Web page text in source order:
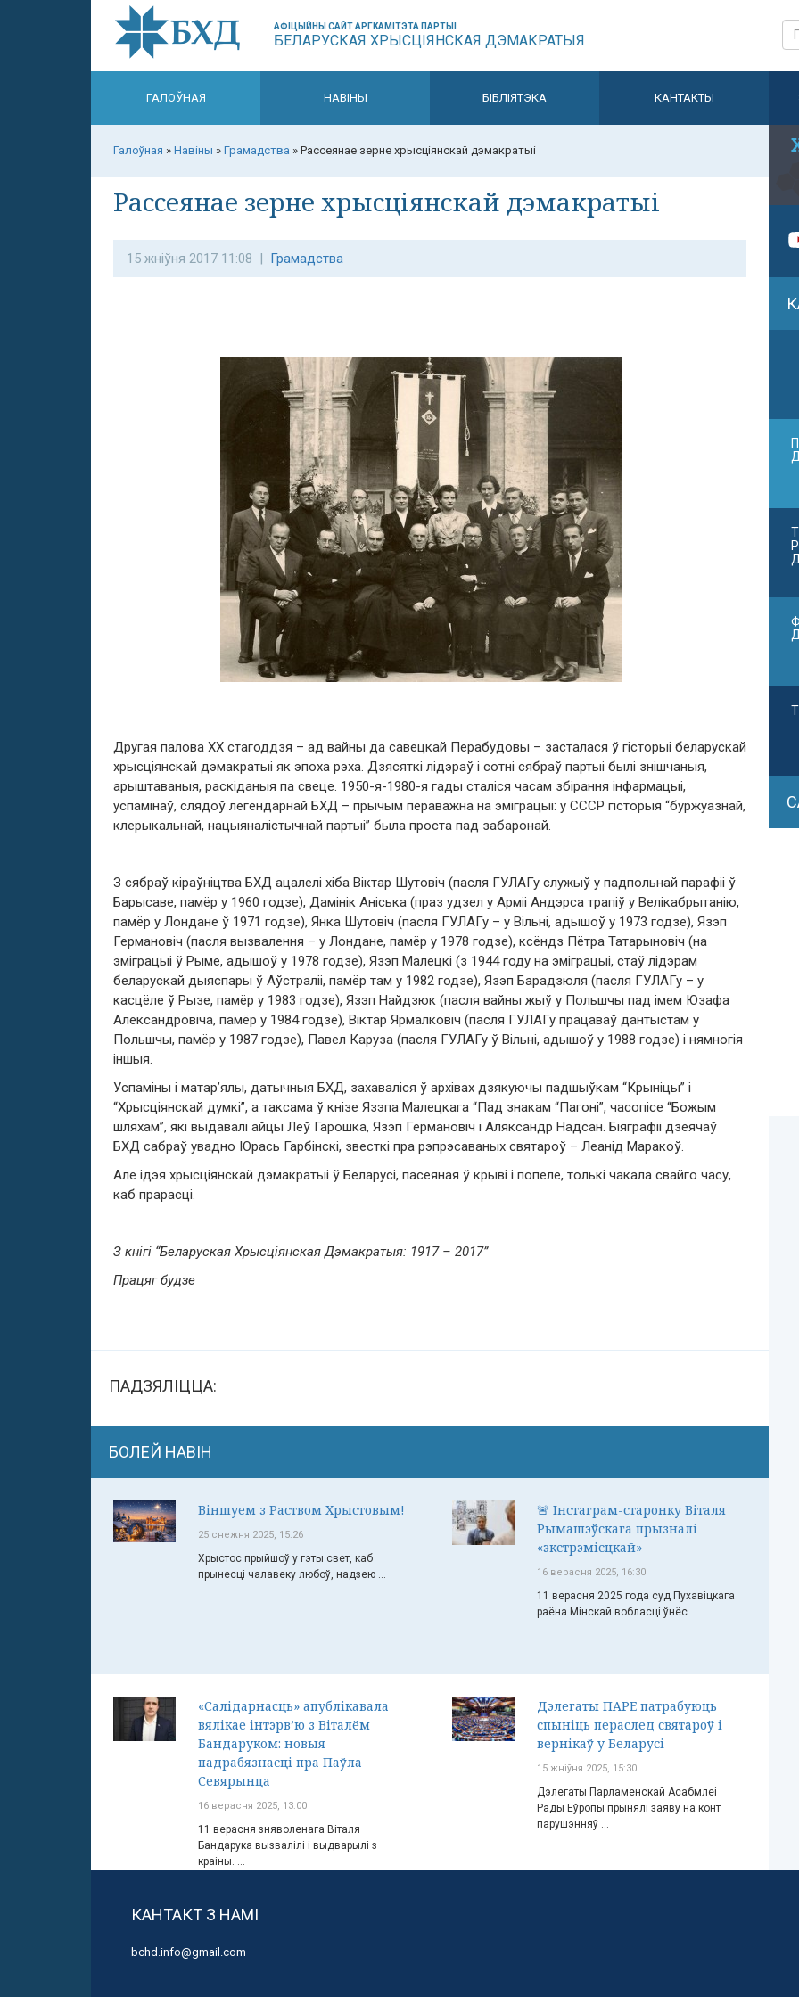
АФІЦЫЙНЫ САЙТ АРГКАМІТЭТА ПАРТЫІ
БЕЛАРУСКАЯ ХРЫСЦІЯНСКАЯ ДЭМАКРАТЫЯ
ГАЛОЎНАЯ НАВІНЫ БІБЛІЯТЭКА КАНТАКТЫ
Галоўная » Навіны » Грамадства » Рассеянае зерне хрысціянскай дэмакратыі
Рассеянае зерне хрысціянскай дэмакратыі
15 жніўня 2017 11:08 | Грамадства
Другая палова ХХ стагоддзя – ад вайны да савецкай Перабудовы – засталася ў гісторыі беларускай
хрысціянскай дэмакратыі як эпоха рэха. Дзясяткі лідэраў і сотні сябраў партыі былі знішчаныя,
арыштаваныя, раскіданыя па свеце. 1950-я-1980-я гады сталіся часам збірання інфармацыі,
успамінаў, слядоў легендарнай БХД – прычым пераважна на эміграцыі: у СССР гісторыя “буржуазнай,
клерыкальнай, нацыяналістычнай партыі” была проста пад забаронай.
З сябраў кіраўніцтва БХД ацалелі хіба Віктар Шутовіч (пасля ГУЛАГу служыў у падпольнай парафіі ў
Барысаве, памёр у 1960 годзе), Дамінік Аніська (праз удзел у Арміі Андэрса трапіў у Велікабрытанію,
памёр у Лондане ў 1971 годзе), Янка Шутовіч (пасля ГУЛАГу – у Вільні, адышоў у 1973 годзе), Язэп
Германовіч (пасля вызвалення – у Лондане, памёр у 1978 годзе), ксёндз Пётра Татарыновіч (на
эміграцыі ў Рыме, адышоў у 1978 годзе), Язэп Малецкі (з 1944 году на эміграцыі, стаў лідэрам
беларускай дыяспары ў Аўстраліі, памёр там у 1982 годзе), Язэп Барадзюля (пасля ГУЛАГу – у
касцёле ў Рызе, памёр у 1983 годзе), Язэп Найдзюк (пасля вайны жыў у Польшчы пад імем Юзафа
Александровіча, памёр у 1984 годзе), Віктар Ярмалковіч (пасля ГУЛАГу працаваў дантыстам у
Польшчы, памёр у 1987 годзе), Павел Каруза (пасля ГУЛАГу ў Вільні, адышоў у 1988 годзе) і нямногія
іншыя.
Успаміны і матар’ялы, датычныя БХД, захаваліся ў архівах дзякуючы падшыўкам “Крыніцы” і
“Хрысціянскай думкі”, а таксама ў кнізе Язэпа Малецкага “Пад знакам “Пагоні”, часопісе “Божым
шляхам”, які выдавалі айцы Леў Гарошка, Язэп Германовіч і Аляксандр Надсан. Біяграфіі дзеячаў
БХД сабраў увадно Юрась Гарбінскі, звесткі пра рэпрэсаваных святароў – Леанід Маракоў.
Але ідэя хрысціянскай дэмакратыі ў Беларусі, пасеяная ў крыві і попеле, толькі чакала свайго часу,
каб прарасці.
З кнігі “Беларуская Хрысціянская Дэмакратыя: 1917 – 2017”
Працяг будзе
ПАДЗЯЛІЦЦА:
БОЛЕЙ НАВІН
Віншуем з Раством Хрыстовым!
25 снежня 2025, 15:26
Хрыстос прыйшоў у гэты свет, каб
прынесці чалавеку любоў, надзею ...
🚨 Інстаграм-старонку Віталя
Рымашэўскага прызналі
«экстрэмісцкай»
16 верасня 2025, 16:30
11 верасня 2025 года суд Пухавіцкага
раёна Мінскай вобласці ўнёс ...
«Салідарнасць» апублікавала
вялікае інтэрв’ю з Віталём
Бандаруком: новыя
падрабязнасці пра Паўла
Севярынца
16 верасня 2025, 13:00
11 верасня зняволенага Віталя
Бандарука вызвалілі і выдварылі з
краіны. ...
Дэлегаты ПАРЕ патрабуюць
спыніць пераслед святароў і
вернікаў у Беларусі
15 жніўня 2025, 15:30
Дэлегаты Парламенскай Асабмлеі
Рады Еўропы прынялі заяву на конт
парушэнняў ...
КАНТАКТ З НАМІ
bchd.info@gmail.com